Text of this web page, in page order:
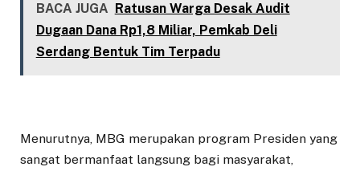
BACA JUGA Ratusan Warga Desak Audit
Dugaan Dana Rp1,8 Miliar, Pemkab Deli
Serdang Bentuk Tim Terpadu
Menurutnya, MBG merupakan program Presiden yang
sangat bermanfaat langsung bagi masyarakat,